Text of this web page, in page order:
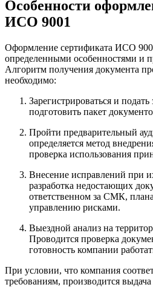
Особенности
ИСО 9001
Оформление сертификата ИСО
определенными особенностями и
Алгоритм получения документа
необходимо:
Зарегистрироваться и подать
подготовить пакет
Пройти предварительный
определяется метод
проверка использования
Внесение исправлений при
разработка недостающих
ответственном за СМК,
управлению рисками.
Выездной анализ на
Проводится проверка
готовность компании
При условии, что компания
требованиям, производится